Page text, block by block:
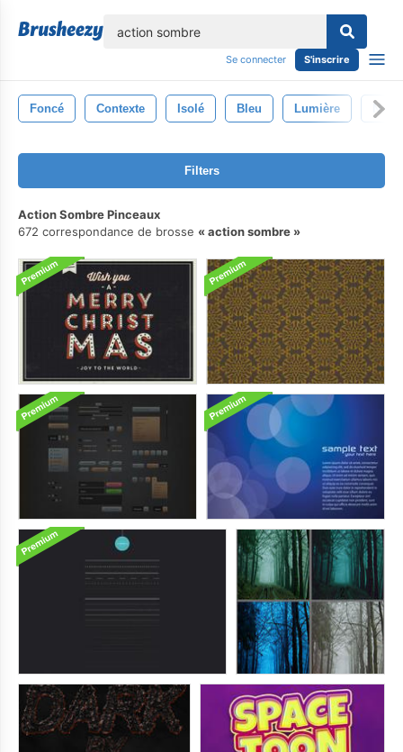
Se connecter S'inscrire
Foncé Contexte Isolé Bleu Lumière Noir
Filters
Action Sombre Pinceaux
672 correspondance de brosse
action sombre